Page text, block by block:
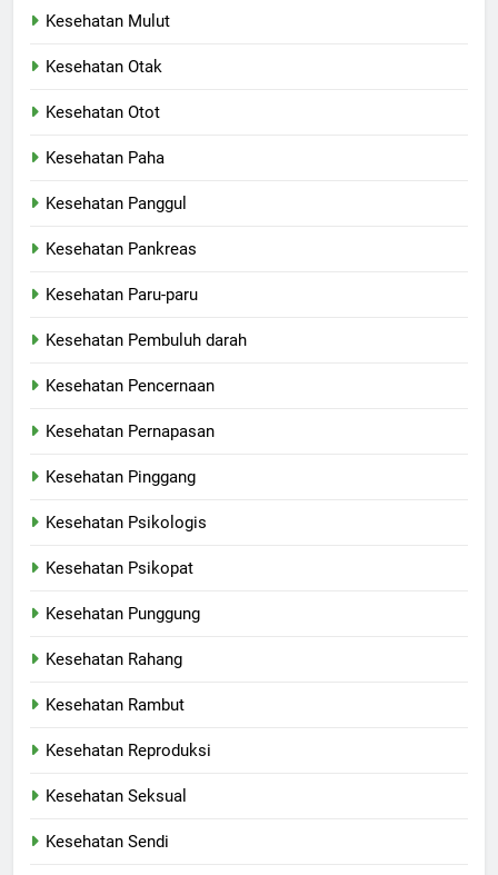
Kesehatan Mulut
Kesehatan Otak
Kesehatan Otot
Kesehatan Paha
Kesehatan Panggul
Kesehatan Pankreas
Kesehatan Paru-paru
Kesehatan Pembuluh darah
Kesehatan Pencernaan
Kesehatan Pernapasan
Kesehatan Pinggang
Kesehatan Psikologis
Kesehatan Psikopat
Kesehatan Punggung
Kesehatan Rahang
Kesehatan Rambut
Kesehatan Reproduksi
Kesehatan Seksual
Kesehatan Sendi